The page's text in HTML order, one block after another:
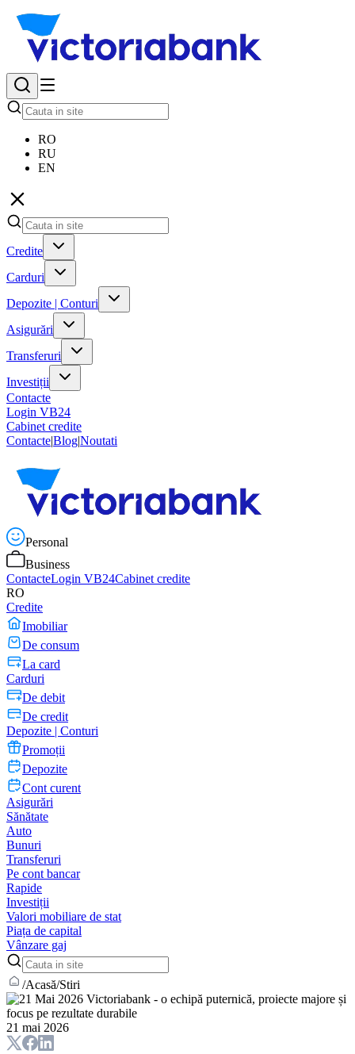
RO
RU
EN
Credite
Carduri
Depozite | Conturi
Asigurări
Transferuri
Investiții
Contacte
Login VB24
Cabinet credite
Contacte|Blog|Noutati
Personal
Business
ContacteLogin VB24Cabinet credite
RO
Credite
Imobiliar
De consum
La card
Carduri
De debit
De credit
Depozite | Conturi
Promoții
Depozite
Cont curent
Asigurări
Sănătate
Auto
Bunuri
Transferuri
Pe cont bancar
Rapide
Investiții
Valori mobiliare de stat
Piața de capital
Vânzare gaj
/Acasă/Stiri
21 mai 2026